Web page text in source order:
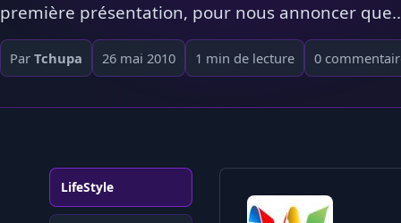
première présentation, pour nous annoncer
Par Tchupa 26 mai 2010 1 min de lecture 0
LifeStyle